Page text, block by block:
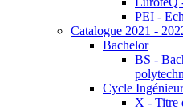
PEI -
Catalogue 2021 -
Bachelor
BS -
Cycle Ingénieur
X - Titre